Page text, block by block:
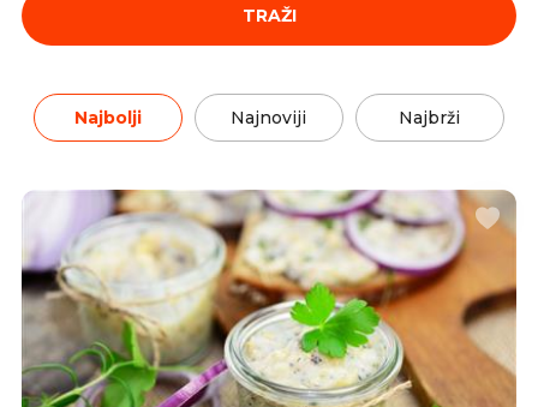
TRAŽI
Najbolji Najnoviji Najbrži